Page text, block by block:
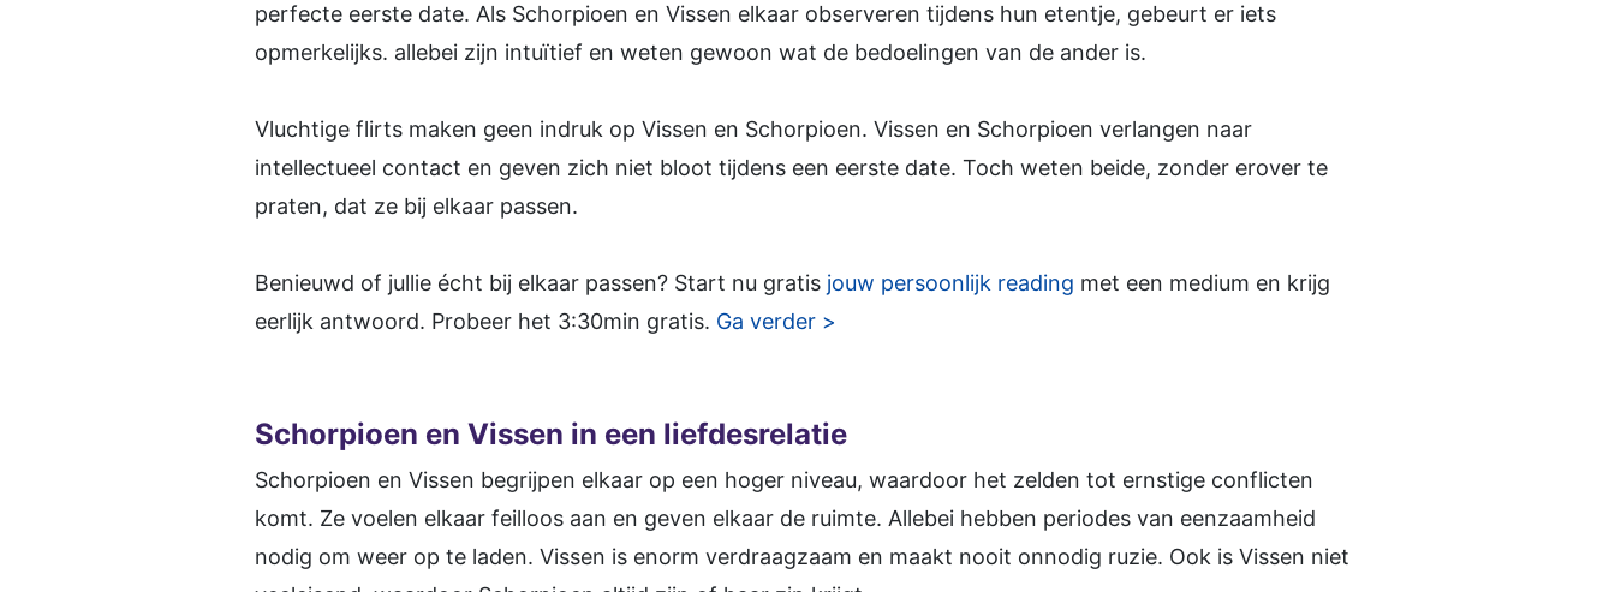
perfecte eerste date. Als Schorpioen en Vissen elkaar observeren tijdens hun etentje, gebeurt er iets
opmerkelijks. allebei zijn intuïtief en weten gewoon wat de bedoelingen van de ander is.
Vluchtige flirts maken geen indruk op Vissen en Schorpioen. Vissen en Schorpioen verlangen naar
intellectueel contact en geven zich niet bloot tijdens een eerste date. Toch weten beide, zonder erover te
praten, dat ze bij elkaar passen.
Benieuwd of jullie écht bij elkaar passen? Start nu gratis jouw persoonlijk reading met een medium en krijg
eerlijk antwoord. Probeer het 3:30min gratis. Ga verder >
Schorpioen en Vissen in een liefdesrelatie
Schorpioen en Vissen begrijpen elkaar op een hoger niveau, waardoor het zelden tot ernstige conflicten
komt. Ze voelen elkaar feilloos aan en geven elkaar de ruimte. Allebei hebben periodes van eenzaamheid
nodig om weer op te laden. Vissen is enorm verdraagzaam en maakt nooit onnodig ruzie. Ook is Vissen niet